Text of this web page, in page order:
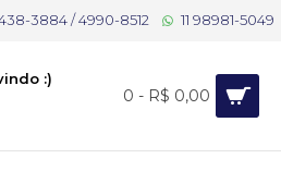
3884 / 4990-8512 11 98981-5049
:)
0 - R$ 0,00